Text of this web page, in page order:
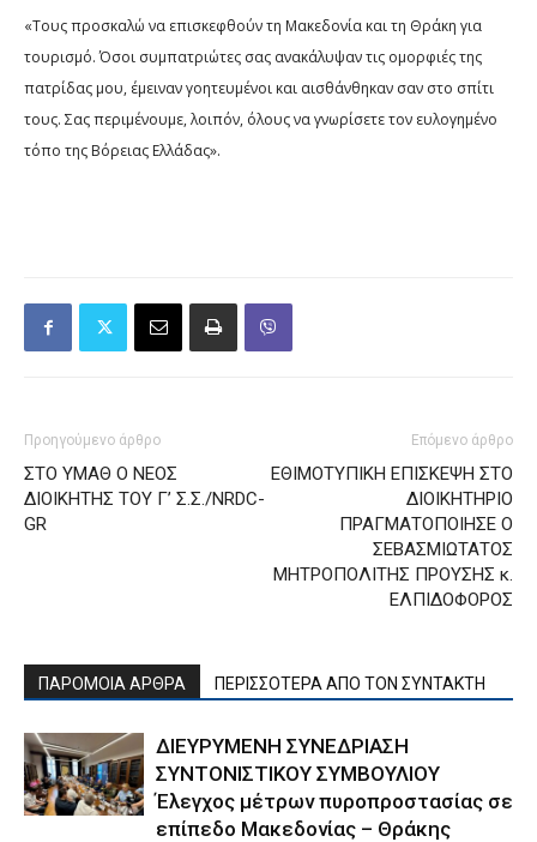
«Τους προσκαλώ να επισκεφθούν τη Μακεδονία και τη Θράκη για
τουρισμό. Όσοι συμπατριώτες σας ανακάλυψαν τις ομορφιές της
πατρίδας μου, έμειναν γοητευμένοι και αισθάνθηκαν σαν στο σπίτι
τους. Σας περιμένουμε, λοιπόν, όλους να γνωρίσετε τον ευλογημένο
τόπο της Βόρειας Ελλάδας».
Προηγούμενο άρθρο
ΣΤΟ ΥΜΑΘ Ο ΝΕΟΣ
ΔΙΟΙΚΗΤΗΣ ΤΟΥ Γ’ Σ.Σ./NRDC-
GR
Επόμενο άρθρο
ΕΘΙΜΟΤΥΠΙΚΗ ΕΠΙΣΚΕΨΗ ΣΤΟ
ΔΙΟΙΚΗΤΗΡΙΟ
ΠΡΑΓΜΑΤΟΠΟΙΗΣΕ Ο
ΣΕΒΑΣΜΙΩΤΑΤΟΣ
ΜΗΤΡΟΠΟΛΙΤΗΣ ΠΡΟΥΣΗΣ κ.
ΕΛΠΙΔΟΦΟΡΟΣ
ΠΑΡΟΜΟΙΑ ΑΡΘΡΑ ΠΕΡΙΣΣΟΤΕΡΑ ΑΠΟ ΤΟΝ ΣΥΝΤΑΚΤΗ
ΔΙΕΥΡΥΜΕΝΗ ΣΥΝΕΔΡΙΑΣΗ
ΣΥΝΤΟΝΙΣΤΙΚΟΥ ΣΥΜΒΟΥΛΙΟΥ
Έλεγχος μέτρων πυροπροστασίας σε
επίπεδο Μακεδονίας – Θράκης